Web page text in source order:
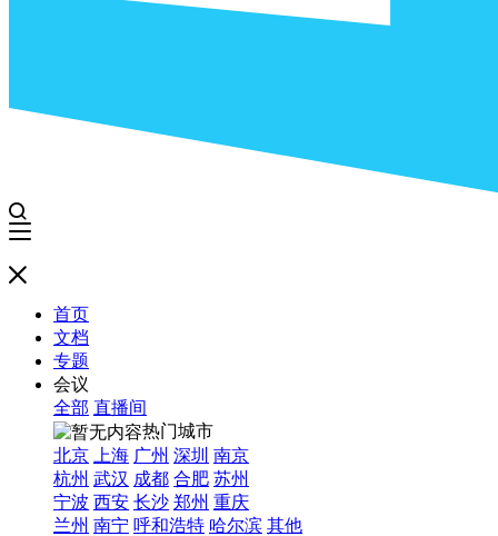
首页
文档
专题
会议
全部 直播间
热门城市
北京
上海 广州 深圳 南京
杭州 武汉 成都 合肥 苏州
宁波 西安 长沙 郑州 重庆
兰州 南宁 呼和浩特 哈尔滨 其他